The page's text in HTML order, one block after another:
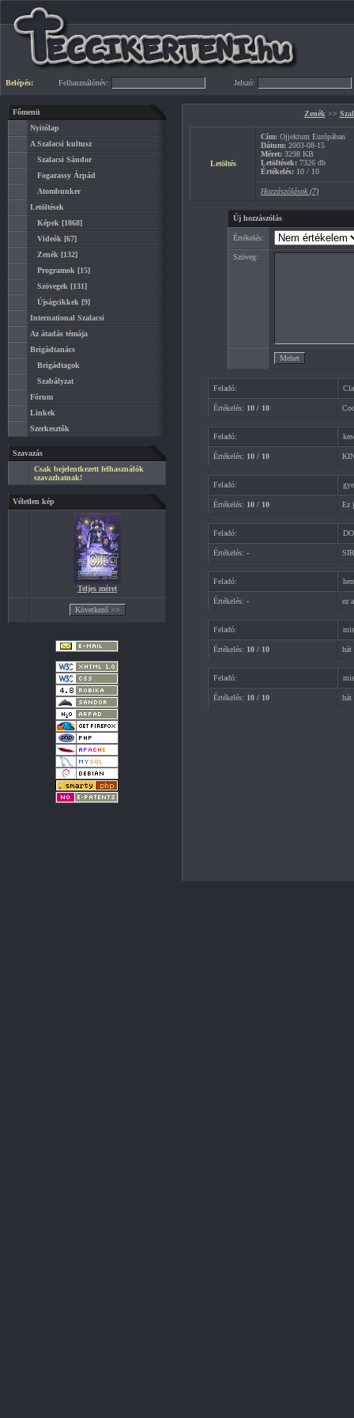
Belépés: Felhasználónév: Jelszó:
Főmenü
Nyitólap
A Szalacsi kultusz
Szalacsi Sándor
Fogarassy Árpád
Atombunker
Letöltések
Képek [1868]
Videók [67]
Zenék [132]
Programok [15]
Szövegek [131]
Újságcikkek [9]
International Szalacsi
Az átadás témája
Brigádtanács
Brigádtagok
Szabályzat
Fórum
Linkek
Szerkesztők
Szavazás
Csak bejelentkezett felhasználók
szavazhatnak!
Véletlen kép
Teljes méret
Zenék >>
Letöltés
Cím: Ojjektum Európában
Dátum: 2003-08-15
Méret: 3298 KB
Letöltések: 7326 db
Értékelés: 10 / 10
Hozzászólások (7)
Új hozzászólás
Értékelés:
Szöveg:
Feladó:
Értékelés: 10 / 10
Feladó:
Értékelés: 10 / 10
Feladó:
Értékelés: 10 / 10 Ez
Feladó:
Értékelés: -
Feladó:
Értékelés: - ez
Feladó:
Értékelés: 10 / 10
Feladó:
Értékelés: 10 / 10